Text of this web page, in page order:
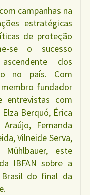
campanhas na
estratégicas
de proteção
se o sucesso
dos
no país. Com
fundador
entrevistas com
Berquó, Érica
Fernanda
Vilneide Serva,
este
IBFAN sobre a
do final da